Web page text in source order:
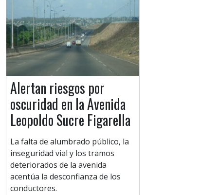
Alertan riesgos por
oscuridad en la Avenida
Leopoldo Sucre Figarella
La falta de alumbrado público, la
inseguridad vial y los tramos
deteriorados de la avenida
acentúa la desconfianza de los
conductores.